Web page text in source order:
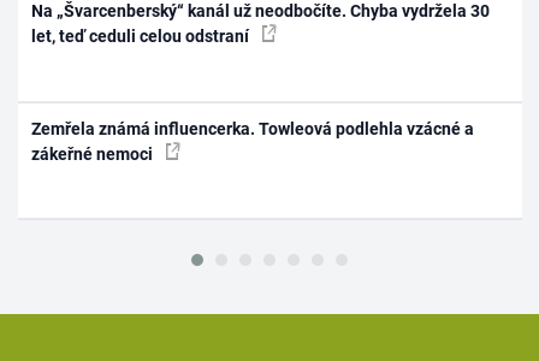
Na „Švarcenberský“ kanál už neodbočíte. Chyba vydržela 30
let, teď ceduli celou odstraní
Zemřela známá influencerka. Towleová podlehla vzácné a
zákeřné nemoci